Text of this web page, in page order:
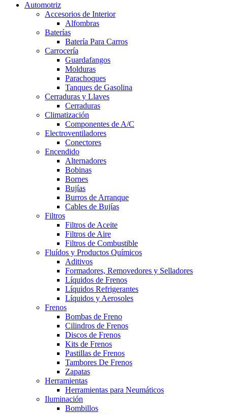
Automotriz
Accesorios de Interior
Alfombras
Baterías
Batería Para Carros
Carrocería
Guardafangos
Molduras
Parachoques
Tanques de Gasolina
Cerraduras y Llaves
Cerraduras
Climatización
Componentes de A/C
Electroventiladores
Conectores
Encendido
Alternadores
Bobinas
Bornes
Bujías
Burros de Arranque
Cables de Bujías
Filtros
Filtros de Aceite
Filtros de Aire
Filtros de Combustible
Fluídos y Productos Químicos
Aditivos
Formadores, Removedores y Selladores
Líquidos de Frenos
Líquidos Refrigerantes
Líquidos y Aerosoles
Frenos
Bombas de Freno
Cilindros de Frenos
Discos de Frenos
Kits de Frenos
Pastillas de Frenos
Tambores De Frenos
Zapatas
Herramientas
Herramientas para Neumáticos
Iluminación
Bombillos